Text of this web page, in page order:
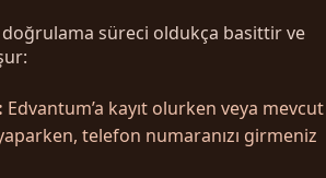
doğrulama süreci oldukça basittir ve
Edvantum’a kayıt olurken veya mevcut
telefon numaranızı girmeniz